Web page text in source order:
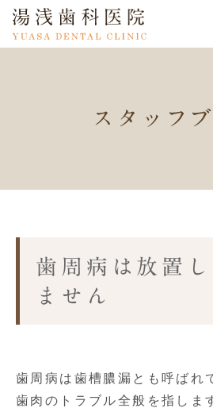
スタッフ
歯周病は放置
ません
歯周病は歯槽膿漏とも呼ばれ
歯肉のトラブル全般を指しま